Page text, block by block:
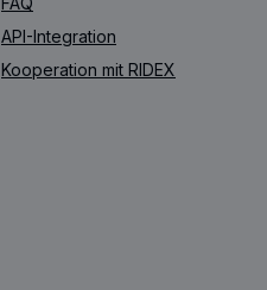
API-Integration
Kooperation mit RIDEX